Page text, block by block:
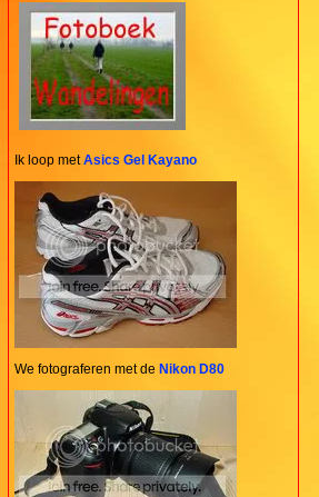
Ik loop metAsics Gel Kayano
We fotograferen met de Nikon D80